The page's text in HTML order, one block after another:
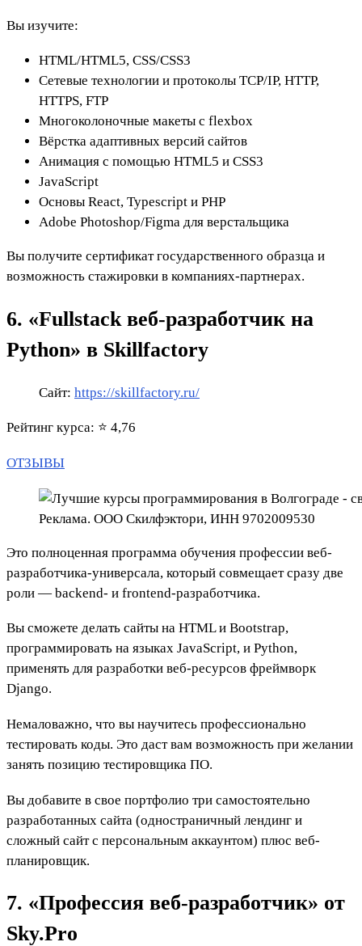
Вы изучите:
HTML/HTML5, CSS/CSS3
Сетевые технологии и протоколы TCP/IP, HTTP,
HTTPS, FTP
Многоколоночные макеты с flexbox
Вёрстка адаптивных версий сайтов
Анимация с помощью HTML5 и CSS3
JavaScript
Основы React, Typescript и PHP
Adobe Photoshop/Figma для верстальщика
Вы получите сертификат государственного образца и
возможность стажировки в компаниях-партнерах.
6. «Fullstack веб-разработчик на
Python» в Skillfactory
Сайт: https://skillfactory.ru/
Рейтинг курса: ⭐ 4,76
ОТЗЫВЫ
Реклама. ООО Скилфэктори, ИНН 9702009530
Это полноценная программа обучения профессии веб-
разработчика-универсала, который совмещает сразу две
роли — backend- и frontend-разработчика.
Вы сможете делать сайты на HTML и Bootstrap,
программировать на языках JavaScript, и Python,
применять для разработки веб-ресурсов фреймворк
Django.
Немаловажно, что вы научитесь профессионально
тестировать коды. Это даст вам возможность при желании
занять позицию тестировщика ПО.
Вы добавите в свое портфолио три самостоятельно
разработанных сайта (одностраничный лендинг и
сложный сайт с персональным аккаунтом) плюс веб-
планировщик.
7. «Профессия веб-разработчик» от
Sky.Pro